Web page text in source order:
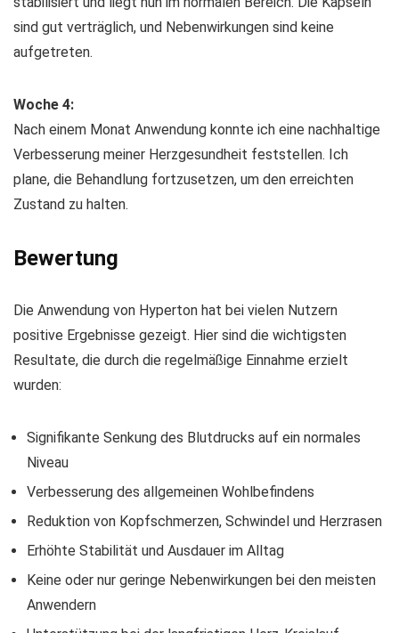
sind gut verträglich, und Nebenwirkungen sind keine
aufgetreten.
Woche 4:
Nach einem Monat Anwendung konnte ich eine nachhaltige
Verbesserung meiner Herzgesundheit feststellen. Ich
plane, die Behandlung fortzusetzen, um den erreichten
Zustand zu halten.
Bewertung
Die Anwendung von Hyperton hat bei vielen Nutzern
positive Ergebnisse gezeigt. Hier sind die wichtigsten
Resultate, die durch die regelmäßige Einnahme erzielt
wurden:
Signifikante Senkung des Blutdrucks auf ein normales
Niveau
Verbesserung des allgemeinen Wohlbefindens
Reduktion von Kopfschmerzen, Schwindel und Herzrasen
Erhöhte Stabilität und Ausdauer im Alltag
Keine oder nur geringe Nebenwirkungen bei den meisten
Anwendern